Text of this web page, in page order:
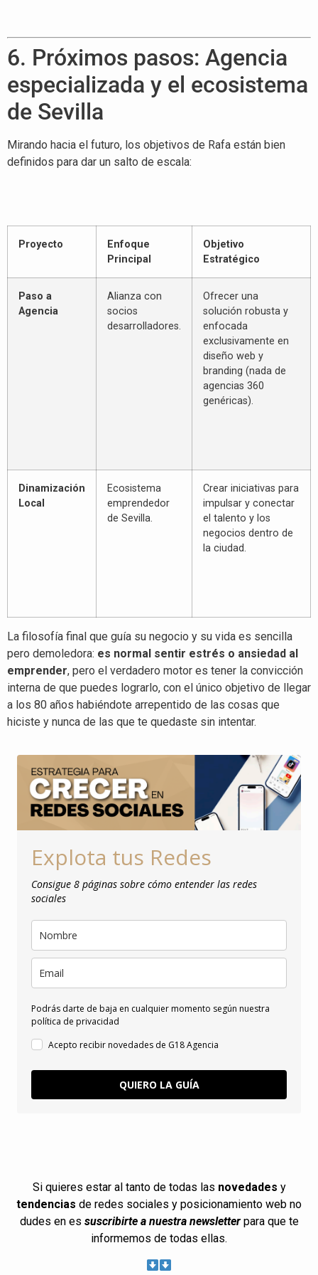
6. Próximos pasos: Agencia
especializada y el ecosistema
de Sevilla
Mirando hacia el futuro, los objetivos de Rafa están bien
definidos para dar un salto de escala:
Proyecto
Enfoque
Principal
Objetivo
Estratégico
Paso a
Agencia
Alianza con
socios
desarrolladores.
Ofrecer una
solución robusta y
enfocada
exclusivamente en
diseño web y
branding (nada de
agencias 360
genéricas).
Dinamización
Local
Ecosistema
emprendedor
de Sevilla.
Crear iniciativas para
impulsar y conectar
el talento y los
negocios dentro de
la ciudad.
La filosofía final que guía su negocio y su vida es sencilla
pero demoledora: es normal sentir estrés o ansiedad al
emprender, pero el verdadero motor es tener la convicción
interna de que puedes lograrlo, con el único objetivo de llegar
a los 80 años habiéndote arrepentido de las cosas que
hiciste y nunca de las que te quedaste sin intentar.
Explota tus Redes
Consigue 8 páginas sobre cómo entender las redes
sociales
Podrás darte de baja en cualquier momento según nuestra
política de privacidad
Acepto recibir novedades de G18 Agencia
QUIERO LA GUÍA
Si quieres estar al tanto de todas las novedades y
tendencias de redes sociales y posicionamiento web no
dudes en es suscribirte a nuestra newsletterpara que te
informemos de todas ellas.